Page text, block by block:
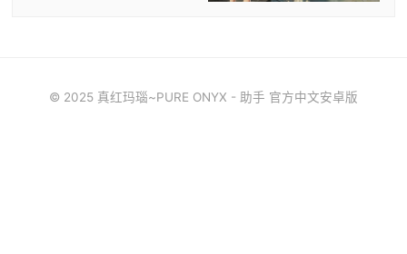
© 2025 真红玛瑙~PURE ONYX - 助手 官方中文安卓版